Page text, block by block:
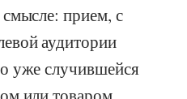
прием, с
аудитории
уже случившейся